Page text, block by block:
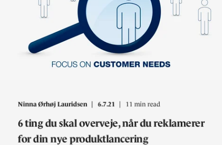
Ninna Ørhøj Lauridsen 6.7.21 11 min read
6 ting du skal overveje, når du reklamerer
for din nye produktlancering